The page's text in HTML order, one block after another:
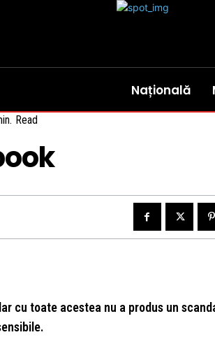
Națională
Read
cu toate acestea nu a produs un